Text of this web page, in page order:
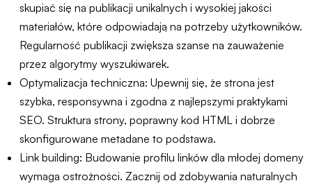
skupiać się na publikacji unikalnych i wysokiej jakości
materiałów, które odpowiadają na potrzeby użytkowników.
Regularność publikacji zwiększa szanse na zauważenie
przez algorytmy wyszukiwarek.
Optymalizacja techniczna: Upewnij się, że strona jest
szybka, responsywna i zgodna z najlepszymi praktykami
SEO. Struktura strony, poprawny kod HTML i dobrze
skonfigurowane metadane to podstawa.
Link building: Budowanie profilu linków dla młodej domeny
wymaga ostrożności. Zacznij od zdobywania naturalnych